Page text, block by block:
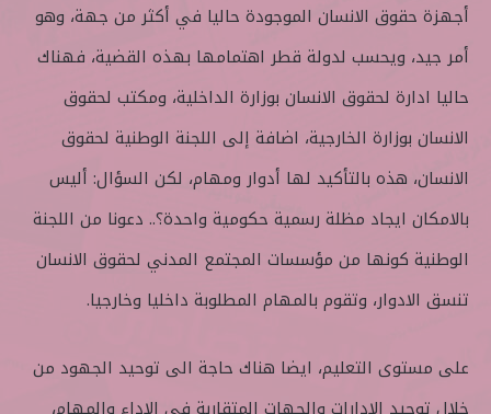
أجهزة حقوق الانسان الموجودة حاليا في أكثر من جهة، وهو
أمر جيد، ويحسب لدولة قطر اهتمامها بهذه القضية، فهناك
حاليا ادارة لحقوق الانسان بوزارة الداخلية، ومكتب لحقوق
الانسان بوزارة الخارجية، اضافة إلى اللجنة الوطنية لحقوق
الانسان، هذه بالتأكيد لها أدوار ومهام، لكن السؤال: أليس
بالامكان ايجاد مظلة رسمية حكومية واحدة؟.. دعونا من اللجنة
الوطنية كونها من مؤسسات المجتمع المدني لحقوق الانسان
تنسق الادوار، وتقوم بالمهام المطلوبة داخليا وخارجيا.
على مستوى التعليم، ايضا هناك حاجة الى توحيد الجهود من